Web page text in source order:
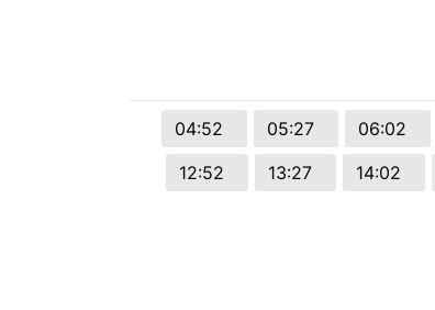
04:52 05:27 06:02
12:52
13:27 14:02